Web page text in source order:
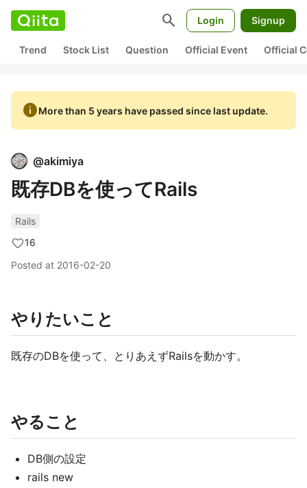
search Login Signup
Trend Stock List Question Official Event Official
infoMore than 5 years have passed since last update.
@akimiya
既存DBを使ってRails
Rails
16
Posted at 2016-02-20
やりたいこと
既存のDBを使って、とりあえずRailsを動かす。
やること
DB側の設定
rails new